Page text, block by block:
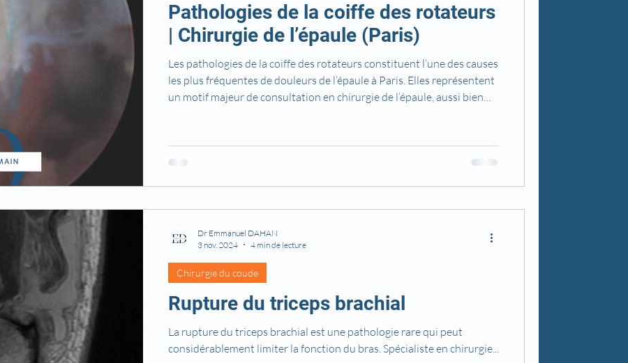
Pathologies de la coiffe des rotateurs
| Chirurgie de l’épaule (Paris)
Les pathologies de la coiffe des rotateurs constituent l’une des causes
les plus fréquentes de douleurs de l’épaule à Paris. Elles représentent
un motif majeur de consultation en chirurgie de l’épaule, aussi bien
d’orienter les examens nécessaires et de proposer une prise en charge
adaptée à chaque situation.
Rupture du triceps brachial
La rupture du triceps brachial est une pathologie rare qui peut
considérablement limiter la fonction du bras. Spécialiste en chirurgie...
Chirurgie du coude
Dr Emmanuel DAHAN
3 nov. 2024
4 min de lecture